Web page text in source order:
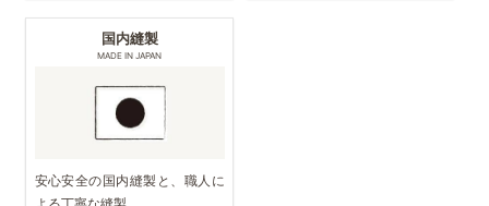
国内縫製
MADE IN JAPAN
安心安全の国内縫製と、職人に